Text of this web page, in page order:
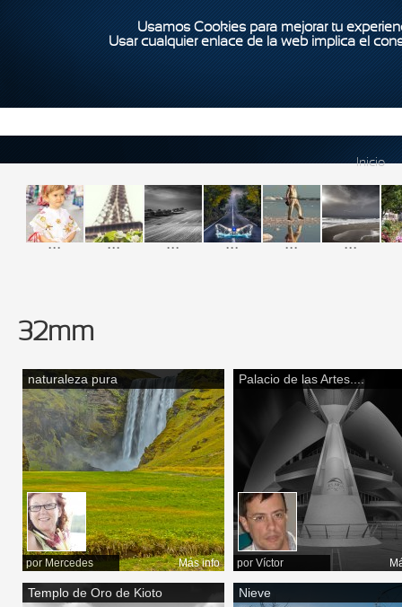
Usamos Cookies para mejorar tu
Usar cualquier enlace de la web implica el
Inicio
... ... ... ... ... ...
32mm
naturaleza pura
por Mercedes Más info
Palacio de las Artes....
por Víctor
Templo de Oro de Kioto Nieve
Páginas